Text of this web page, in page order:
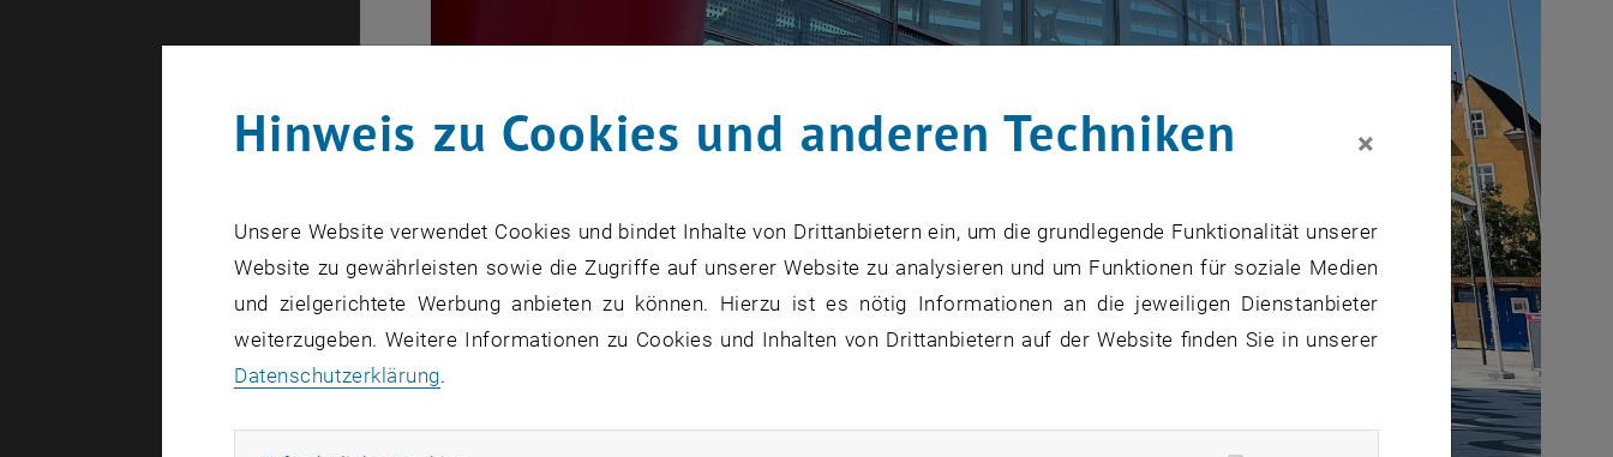
Hinweis zu Cookies und anderen Techniken ×
Unsere Website verwendet Cookies und bindet Inhalte von Drittanbietern ein, um die grundlegende Funktionalität unserer
Website zu gewährleisten sowie die Zugriffe auf unserer Website zu analysieren und um Funktionen für soziale Medien
und zielgerichtete Werbung anbieten zu können. Hierzu ist es nötig Informationen an die jeweiligen Dienstanbieter
weiterzugeben. Weitere Informationen zu Cookies und Inhalten von Drittanbietern auf der Website finden Sie in unserer
Datenschutzerklärung.